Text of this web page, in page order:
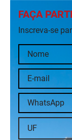
FAÇA
Inscreva-se